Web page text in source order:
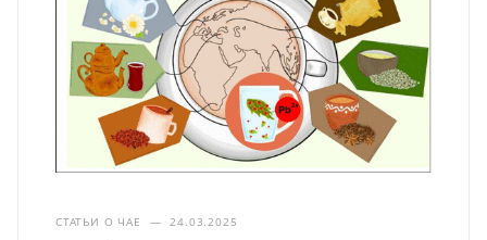
СТАТЬИ О ЧАЕ — 24.03.2025